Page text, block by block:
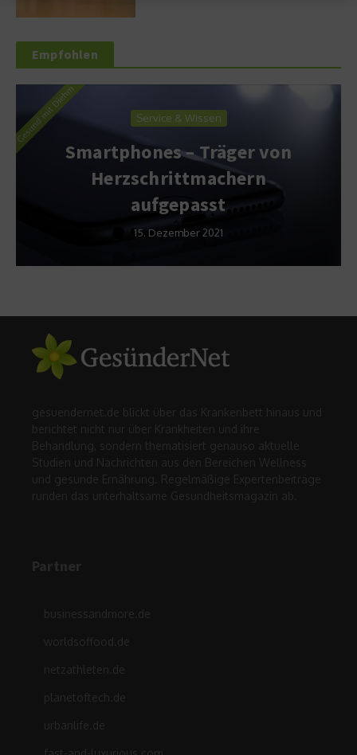
Empfohlen
Service & Wissen
Smartphones – Träger von
Herzschrittmachern
aufgepasst
15. Dezember 2021
gesuendernet.de blickt über das Krankenbett hinaus und
berichtet nicht nur über Krankheiten und ihre
Behandlung, sondern thematisiert genauso aktuelle
Studien und Nachrichten aus den Bereichen Wellness
und gesunde Ernährung. Regelmäßige Expertenbeiträge
runden das unterhaltsame Gesundheitsmagazin ab.
Partner
businessandmore.de
worldsoffood.de
netzathleten.de
planetoftech.de
urbanlife.de